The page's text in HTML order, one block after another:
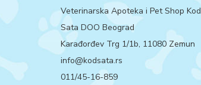
Veterinarska Apoteka i Pet Shop Kod
Sata DOO Beograd
Karađorđev Trg 1/1b, 11080 Zemun
info@kodsata.rs
011/45-16-859